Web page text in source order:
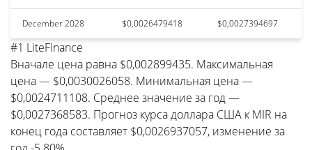
December 2028 $0,0026479418 $0,0027394697
#1 LiteFinance
Вначале цена равна $0,002899435. Максимальная
цена — $0,0030026058. Минимальная цена —
$0,0024711108. Среднее значение за год —
$0,0027368583. Прогноз курса доллара США к MIR на
конец года составляет $0,0026937057, изменение за